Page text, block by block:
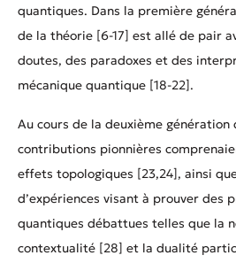
quantiques. Dans la première
de la théorie [6-17] est allé de pair
doutes, des paradoxes et des
mécanique quantique [18-22].
Au cours de la deuxième génération
contributions pionnières
effets topologiques [23,24], ainsi
d’expériences visant à prouver des
quantiques débattues telles que la
contextualité [28] et la dualité